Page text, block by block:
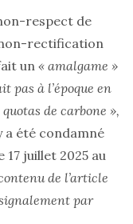
respect de
rectification
un « amalgame »
pas à l’époque en
de carbone »,
a été condamné
juillet 2025 au
de l’article
par